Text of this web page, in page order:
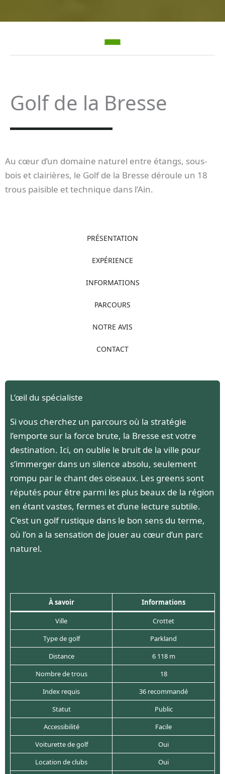
Golf de la Bresse
Au cœur d’un domaine naturel entre étangs, sous-
bois et clairières, le Golf de la Bresse déroule un 18
trous paisible et technique dans l’Ain.
PRÉSENTATION
EXPÉRIENCE
INFORMATIONS
PARCOURS
NOTRE AVIS
CONTACT
L’œil du spécialiste
Si vous cherchez un parcours où la stratégie
l’emporte sur la force brute, la Bresse est votre
destination. Ici, on oublie le bruit de la ville pour
s’immerger dans un silence absolu, seulement
rompu par le chant des oiseaux. Les greens sont
réputés pour être parmi les plus beaux de la région
en étant vastes, fermes et d’une lecture subtile.
C’est un golf rustique dans le bon sens du terme,
où l’on a la sensation de jouer au cœur d’un parc
naturel.
À savoir Informations
Ville
Crottet
Type de golf
Parkland
Distance
6 118 m
Nombre de trous
18
Index requis
36 recommandé
Statut
Public
Accessibilité
Facile
Voiturette de golf
Oui
Location de clubs
Oui